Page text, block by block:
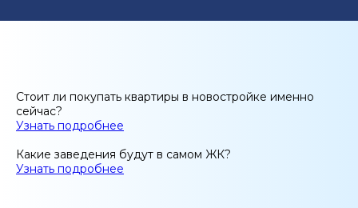
Стоит ли покупать квартиры в новостройке именно
сейчас?
Узнать подробнее
Какие заведения будут в самом ЖК?
Узнать подробнее